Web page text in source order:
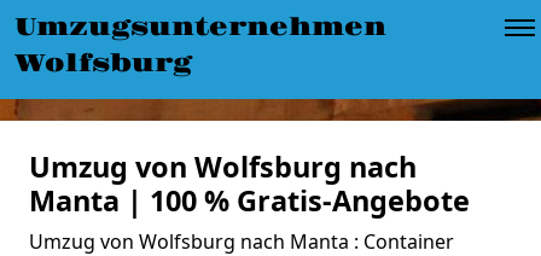
Umzugsunternehmen
Wolfsburg
Umzug von Wolfsburg nach
Manta | 100 % Gratis-Angebote
Umzug von Wolfsburg nach Manta : Container